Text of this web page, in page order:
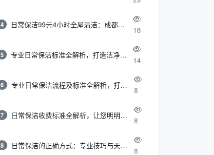
4 日常保洁99元4小时全屋清洁：成都天均安洁保洁超值服务全解析
18
5 专业日常保洁标准全解析，打造洁净舒适生活空间
14
6 专业日常保洁流程及标准全解析，打造洁净舒适环境
8
7 日常保洁收费标准全解析，让您明明白白消费
8
8 日常保洁的正确方式：专业技巧与天均安洁保洁服务全解析
8